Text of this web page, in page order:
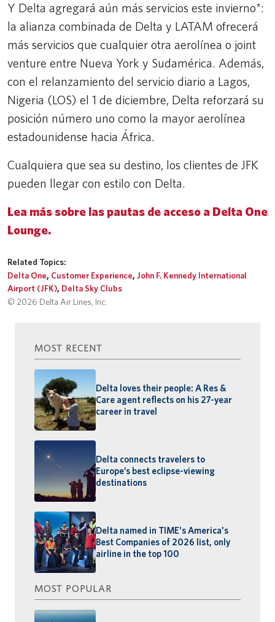
Y Delta agregará aún más servicios este invierno*:
la alianza combinada de Delta y LATAM ofrecerá
más servicios que cualquier otra aerolínea o joint
venture entre Nueva York y Sudamérica. Además,
con el relanzamiento del servicio diario a Lagos,
Nigeria (LOS) el 1 de diciembre, Delta reforzará su
posición número uno como la mayor aerolínea
estadounidense hacia África.
Cualquiera que sea su destino, los clientes de JFK
pueden llegar con estilo con Delta.
Lea más sobre las pautas de acceso a Delta One
Lounge.
Related Topics:
Delta One, Customer Experience,John F. Kennedy International
Airport (JFK), Delta Sky Clubs
© 2026 Delta Air Lines, Inc.
MOST RECENT
Delta loves their people: A Res &
Care agent reflects on his 27-year
career in travel
Delta connects travelers to
Europe’s best eclipse-viewing
destinations
Delta named in TIME's America's
Best Companies of 2026 list, only
airline in the top 100
MOST POPULAR